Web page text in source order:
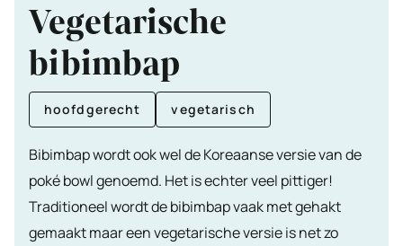
Vegetarische
bibimbap
hoofdgerecht vegetarisch
Bibimbap wordt ook wel de Koreaanse versie van de
poké bowl genoemd. Het is echter veel pittiger!
Traditioneel wordt de bibimbap vaak met gehakt
gemaakt maar een vegetarische versie is net zo